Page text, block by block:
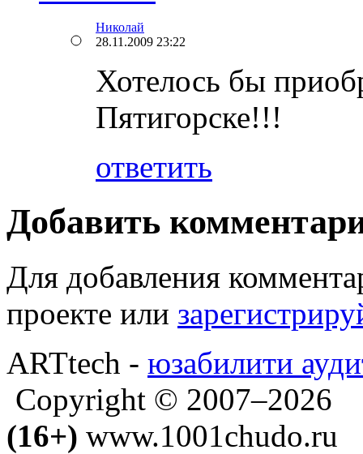
Николай
28.11.2009 23:22
Хотелось бы
Пятигорске!!!
ответить
Добавить
Для добавления
проекте или
ARTtech - юзабилити
Copyright © 2007–2026
(16+) www.1001chudo.ru